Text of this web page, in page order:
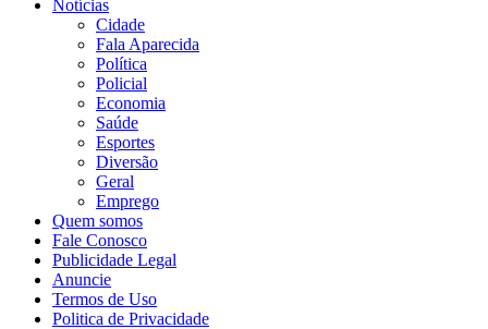
Notícias
Cidade
Fala Aparecida
Política
Policial
Economia
Saúde
Esportes
Diversão
Geral
Emprego
Quem somos
Fale Conosco
Publicidade Legal
Anuncie
Termos de Uso
Politica de Privacidade